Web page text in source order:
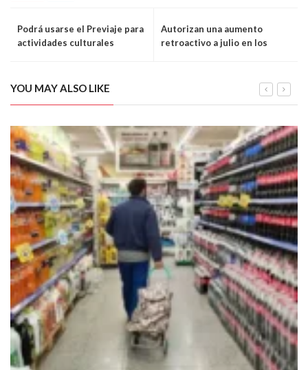
Podrá usarse el Previaje para
actividades culturales
Autorizan una aumento
retroactivo a julio en los
YOU MAY ALSO LIKE